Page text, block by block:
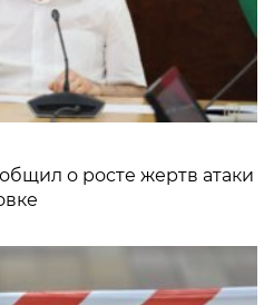
о росте жертв атаки